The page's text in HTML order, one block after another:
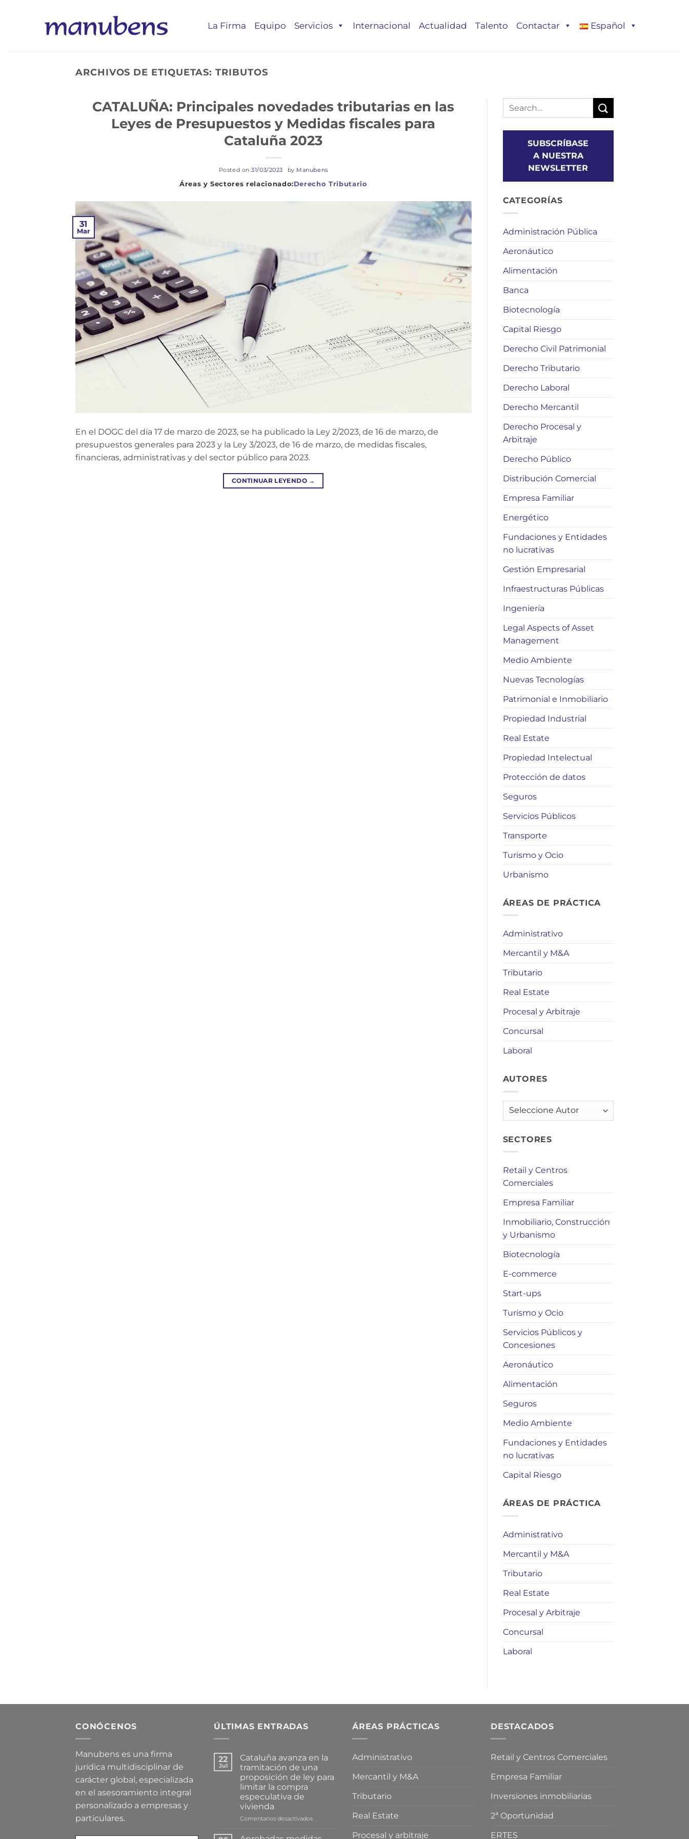
La Firma Equipo Servicios Internacional Actualidad Talento Contactar Español
ARCHIVOS DE ETIQUETAS:TRIBUTOS
Derecho Tributario
CATALUÑA: Principales novedades tributarias en las
Leyes de Presupuestos y Medidas fiscales para
Cataluña 2023
Posted on31/03/2023 by Manubens
31
Mar
En el DOGC del día 17 de marzo de 2023, se ha publicado la Ley 2/2023, de 16 de marzo, de
presupuestos generales para 2023 y la Ley 3/2023, de 16 de marzo, de medidas fiscales,
financieras, administrativas y del sector público para 2023.
CONTINUAR LEYENDO →
SUBSCRÍBASE
A NUESTRA
NEWSLETTER
CATEGORÍAS
Administración Pública
Aeronáutico
Alimentación
Banca
Biotecnología
Capital Riesgo
Derecho Civil Patrimonial
Derecho Tributario
Derecho Laboral
Derecho Mercantil
Derecho Procesal y
Arbitraje
Derecho Público
Distribución Comercial
Empresa Familiar
Energético
Fundaciones y Entidades
no lucrativas
Gestión Empresarial
Infraestructuras Públicas
Ingeniería
Legal Aspects of Asset
Management
Medio Ambiente
Nuevas Tecnologías
Patrimonial e Inmobiliario
Propiedad Industrial
Real Estate
Propiedad Intelectual
Protección de datos
Seguros
Servicios Públicos
Transporte
Turismo y Ocio
Urbanismo
ÁREAS DE PRÁCTICA
Administrativo
Mercantil y M&A
Tributario
Real Estate
Procesal y Arbitraje
Concursal
Laboral
AUTORES
AUTORES
SECTORES
Retail y Centros
Comerciales
Empresa Familiar
Inmobiliario, Construcción
y Urbanismo
Biotecnología
E-commerce
Start-ups
Turismo y Ocio
Servicios Públicos y
Concesiones
Aeronáutico
Alimentación
Seguros
Medio Ambiente
Fundaciones y Entidades
no lucrativas
Capital Riesgo
ÁREAS DE PRÁCTICA
Administrativo
Mercantil y M&A
Tributario
Real Estate
Procesal y Arbitraje
Concursal
Laboral
CONÓCENOS
Manubens es una firma
jurídica multidisciplinar de
carácter global, especializada
en el asesoramiento integral
personalizado a empresas y
particulares.
ÚLTIMAS ENTRADAS
22
Jul
Cataluña avanza en la
tramitación de una
proposición de ley para
limitar la compra
especulativa de
vivienda
Comentarios desactivadosen
avanza
ÁREAS PRÁCTICAS
Administrativo
Mercantil y M&A
Tributario
Real Estate
Procesal y arbitraje
DESTACADOS
Retail y Centros Comerciales
Empresa Familiar
Inversiones inmobiliarias
2ª Oportunidad
ERTES